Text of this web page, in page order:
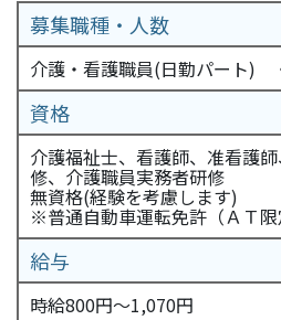
募集職種・人数
介護・看護職員(日勤パート)
資格
介護福祉士、看護師、准看護
修、介護職員実務者研修
無資格(経験を考慮します)
※普通自動車運転免許（ＡＴ
給与
時給800円～1,070円